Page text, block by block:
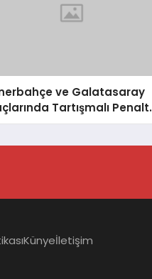
ve Galatasaray
Tartışmalı Penaltı
Kart Kararları
Künyeİletişim